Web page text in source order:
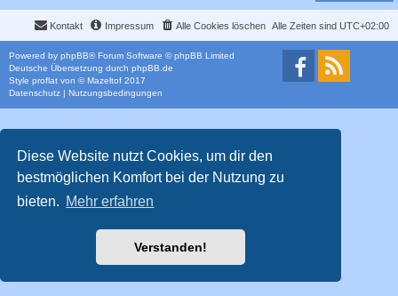
Diese Website nutzt Cookies, um dir den
bestmöglichen Komfort bei der Nutzung zu
bieten. Mehr erfahren
Verstanden!
Alle Zeiten sind UTC+02:00
Alle Cookies löschen
Impressum
Kontakt
Powered by phpBB® Forum Software © phpBB Limited
Deutsche Übersetzung durch phpBB.de
Style proflat von ©Mazeltof 2017
Datenschutz | Nutzungsbedingungen